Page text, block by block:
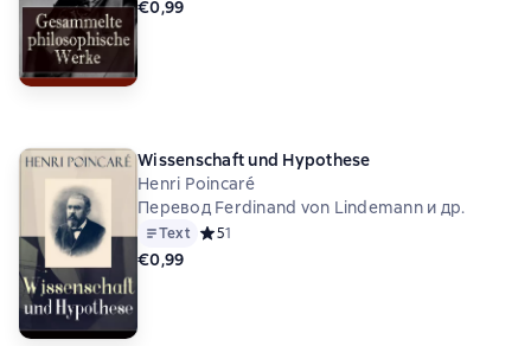
€0,99
Wissenschaft und Hypothese
Henri Poincaré
Перевод Ferdinand von Lindemann и др.
Text Средний рейтинг 5 на основе 1 оценок
51
€0,99